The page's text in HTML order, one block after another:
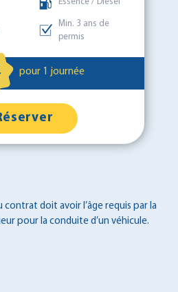
Min. 3 ans de
permis
pour 1 journée
contrat doit avoir l’âge requis par la
pour la conduite d’un véhicule.